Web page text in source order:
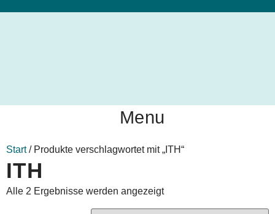
Menu
Start/ Produkte verschlagwortet mit „ITH“
ITH
Alle 2 Ergebnisse werden angezeigt